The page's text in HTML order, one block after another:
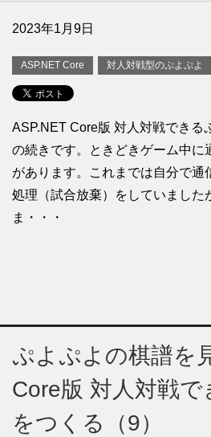
2023年1月9日
ASP.NET Core 対人対戦型のぷよぷよ
ASP.NET Core版 対人対戦できる
の続きです。ときどきゲーム中に
があります。これまでは自分で通
処理（試合放棄）をしていました
ま・・・
ぷよぷよの棋譜を
Core版 対人対戦で
をつくる（9）